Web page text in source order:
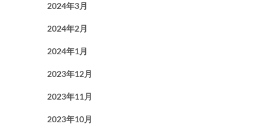
2024年3月
2024年2月
2024年1月
2023年12月
2023年11月
2023年10月